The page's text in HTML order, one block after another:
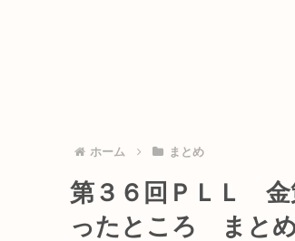
ホーム まとめ
第３６回ＰＬＬ 金
ったところ まと